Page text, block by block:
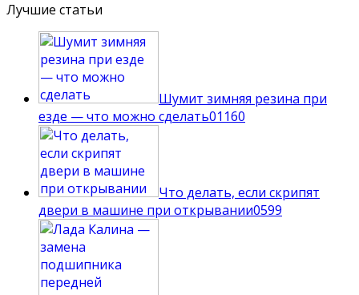
Лучшие статьи
Шумит зимняя резина при
езде — что можно сделать01160
Что делать, если скрипят
двери в машине при открывании0599